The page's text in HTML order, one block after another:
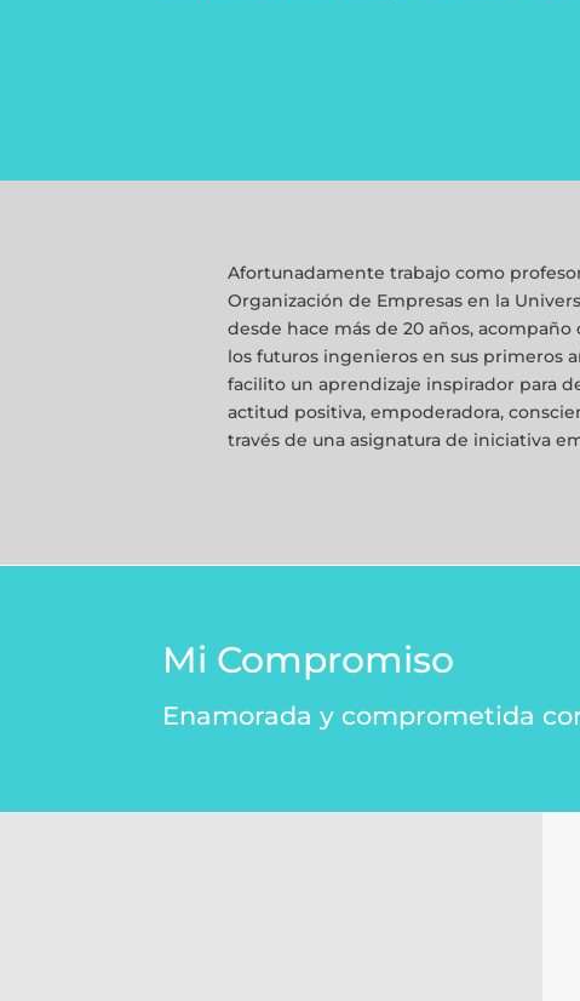
Afortunadamente trabajo como
Organización de Empresas en la
desde hace más de 20 años, acompaño
los futuros ingenieros en sus primeros
facilito un aprendizaje inspirador para
actitud positiva, empoderadora,
través de una asignatura de iniciativa
Mi Compromiso
Enamorada y comprometida